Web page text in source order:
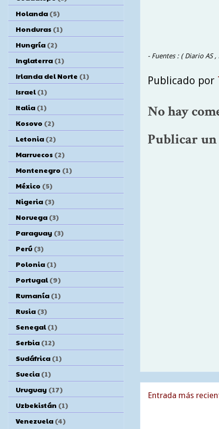
- Fuentes : ( Diario AS
Publicado por
No hay
Publicar
Entrada más
Holanda (5)
Honduras (1)
Hungría (2)
Inglaterra (1)
Irlanda del Norte (1)
Israel (1)
Italia (1)
Kosovo (2)
Letonia (2)
Marruecos (2)
Montenegro (1)
México (5)
Nigeria (3)
Noruega (3)
Paraguay (3)
Perú (3)
Polonia (1)
Portugal (9)
Rumanía (1)
Rusia (3)
Senegal (1)
Serbia (12)
Sudáfrica (1)
Suecia (1)
Uruguay (17)
Uzbekistán (1)
Venezuela (4)